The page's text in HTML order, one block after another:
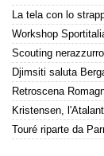
Kristensen,